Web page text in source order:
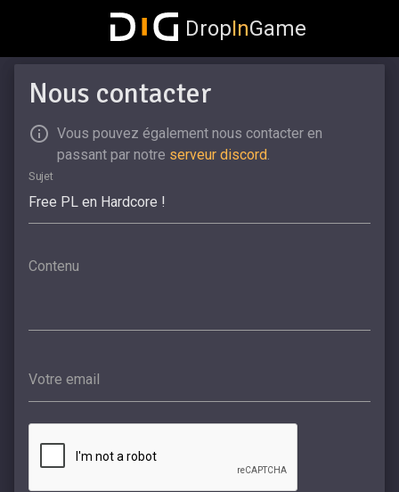
DropInGame
Nous contacter
Vous pouvez également nous contacter en
passant par notre serveur discord.
Sujet
Contenu
Votre email